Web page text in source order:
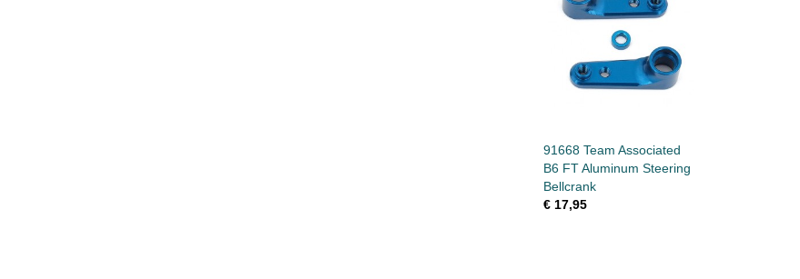
91668 Team Associated
B6 FT Aluminum Steering
Bellcrank
€ 17,95